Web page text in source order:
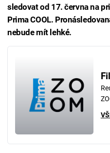
sledovat od 17. června na
Prima COOL.
nebude mít lehké.